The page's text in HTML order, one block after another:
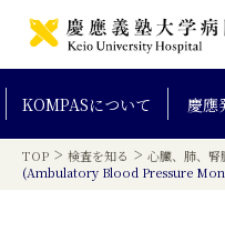
KOMPASについて 慶應
TOP > 検査を知る > 心臓、肺、腎
(Ambulatory Blood Pressure